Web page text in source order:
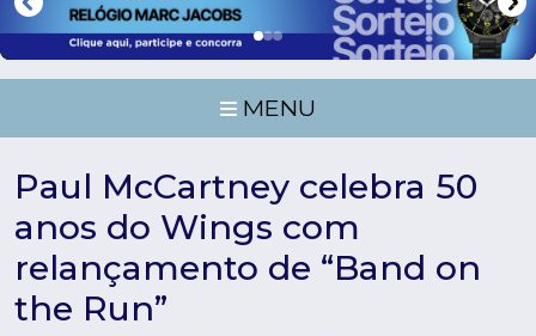
MENU
Paul McCartney celebra 50
anos do Wings com
relançamento de “Band on
the Run”